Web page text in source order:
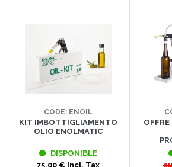
CODE: ENOIL
KIT IMBOTTIGLIAMENTO
OLIO ENOLMATIC
DISPONIBLE
75,00 € Incl. Tax
OFFRE